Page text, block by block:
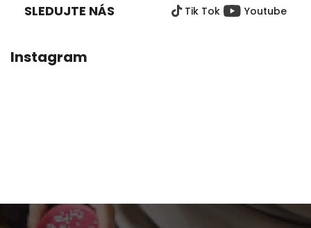
hvězdiček.
SLEDUJTE NÁS Tik Tok Youtube
Instagram